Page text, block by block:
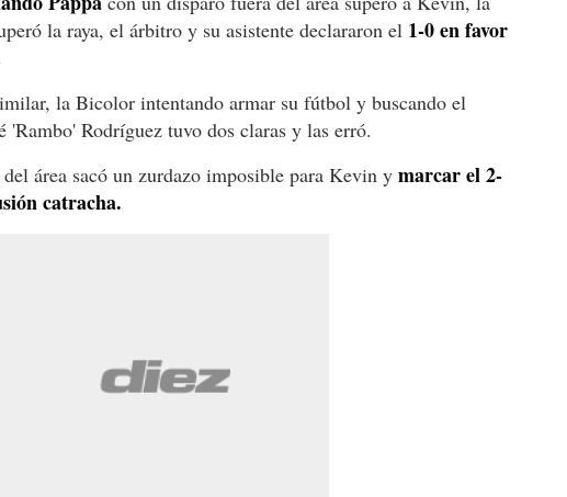
la raya, el árbitro y su asistente declararon el 1-0 en favor
la Bicolor intentando armar su fútbol y buscando el
'Rambo' Rodríguez tuvo dos claras y las erró.
área sacó un zurdazo imposible para Kevin y marcar el 2-
catracha.